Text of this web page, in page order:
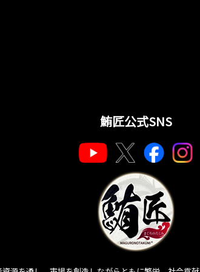
鮪匠公式SNS